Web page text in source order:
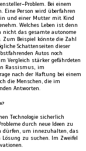
–Problem. Bei einem
Eine Person wird überfahren
und einer Mutter mit Kind
Welches Leben ist denn
nicht das gesamte autonome
Zum Beispiel könnte die Zahl
Schattenseiten dieser
Autos noch
Vergleich stärker gefährdeten
Rassismus‚ im
nach der Haftung bei einem
die Menschen, die im
Antworten.
Technologie sicherlich
durch neue Ideen zu
dürfen, um innezuhalten, das
zu suchen. Im Zweifel